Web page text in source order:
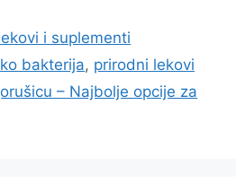
i suplementi
bakterija, prirodni lekovi
– Najbolje opcije za